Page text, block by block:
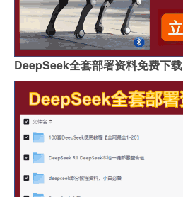
DeepSeek全套部署资料免费下载